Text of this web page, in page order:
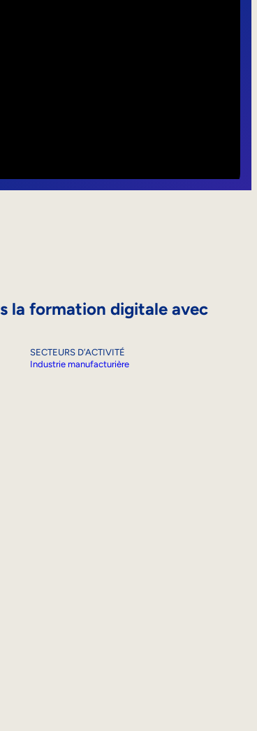
la formation digitale avec
SECTEURS D’ACTIVITÉ
Industrie manufacturière